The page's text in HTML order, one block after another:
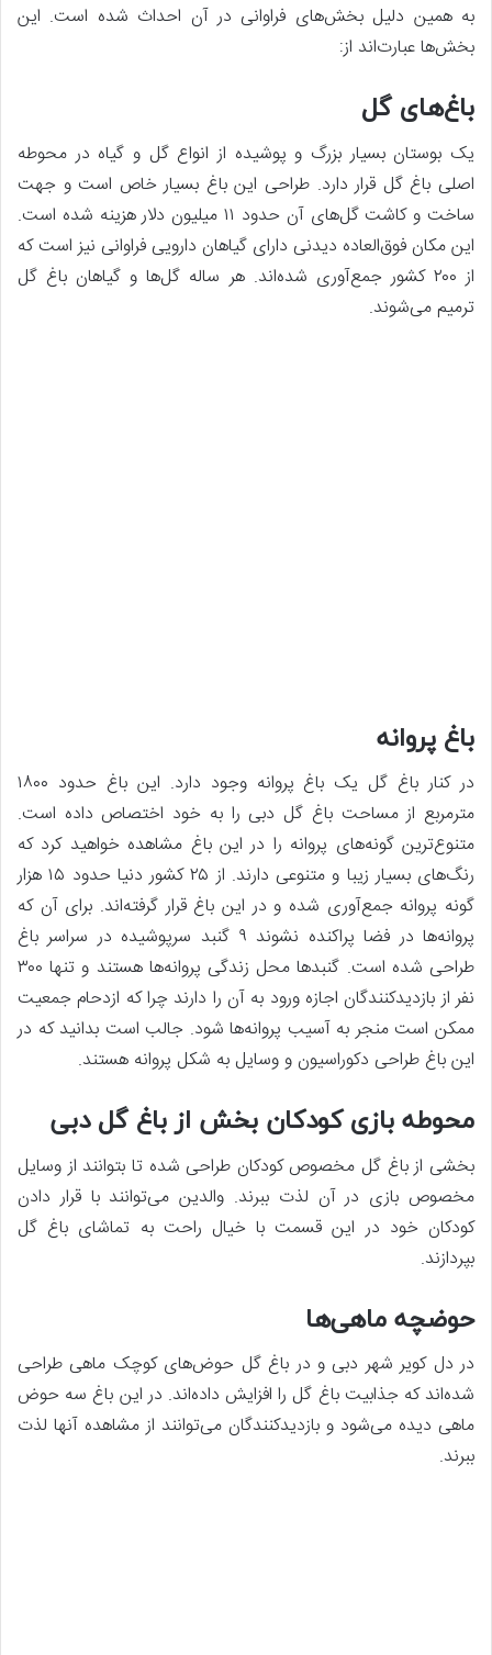
به همین دلیل بخش‌های فراوانی در آن احداث شده است. این
بخش‌ها عبارت‌اند از:
باغ‌های گل
یک بوستان بسیار بزرگ و پوشیده از انواع گل و گیاه در محوطه
اصلی باغ گل قرار دارد. طراحی این باغ بسیار خاص است و جهت
ساخت و کاشت گل‌های آن حدود ۱۱ میلیون دلار هزینه شده است.
این مکان فوق‌العاده دیدنی دارای گیاهان دارویی فراوانی نیز است که
از ۲۰۰ کشور جمع‌آوری شده‌اند. هر ساله گل‌ها و گیاهان باغ گل
ترمیم می‌شوند.
باغ پروانه
در کنار باغ گل یک باغ پروانه وجود دارد. این باغ حدود ۱۸۰۰
مترمربع از مساحت باغ گل دبی را به خود اختصاص داده است.
متنوع‌ترین گونه‌های پروانه را در این باغ مشاهده خواهید کرد که
رنگ‌های بسیار زیبا و متنوعی دارند. از ۲۵ کشور دنیا حدود ۱۵ هزار
گونه پروانه جمع‌آوری شده و در این باغ قرار گرفته‌اند. برای آن که
پروانه‌ها در فضا پراکنده نشوند ۹ گنبد سرپوشیده در سراسر باغ
طراحی شده است. گنبدها محل زندگی پروانه‌ها هستند و تنها ۳۰۰
نفر از بازدیدکنندگان اجازه ورود به آن را دارند چرا که ازدحام جمعیت
ممکن است منجر به آسیب پروانه‌ها شود. جالب است بدانید که در
این باغ طراحی دکوراسیون و وسایل به شکل پروانه هستند.
محوطه بازی کودکان بخش از باغ گل دبی
بخشی از باغ گل مخصوص کودکان طراحی شده تا بتوانند از وسایل
مخصوص بازی در آن لذت ببرند. والدین می‌توانند با قرار دادن
کودکان خود در این قسمت با خیال راحت به تماشای باغ گل
بپردازند.
حوضچه ماهی‌ها
در دل کویر شهر دبی و در باغ گل حوض‌های کوچک ماهی طراحی
شده‌اند که جذابیت باغ گل را افزایش داده‌اند. در این باغ سه حوض
ماهی دیده می‌شود و بازدیدکنندگان می‌توانند از مشاهده آنها لذت
ببرند.